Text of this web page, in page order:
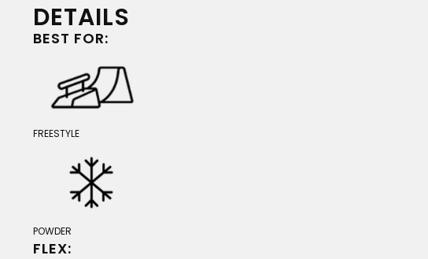
DETAILS
BEST FOR:
FREESTYLE
POWDER
FLEX: